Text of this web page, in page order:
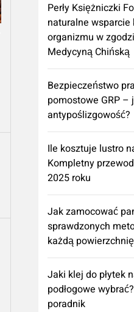
Perły Księżniczki
naturalne wsparcie
organizmu w
Medycyną Chińską
Bezpieczeństwo
pomostowe GRP –
antypoślizgowość?
Ile kosztuje lustro
Kompletny
2025 roku
Jak zamocować
sprawdzonych
każdą
Jaki klej do płytek
podłogowe
poradnik